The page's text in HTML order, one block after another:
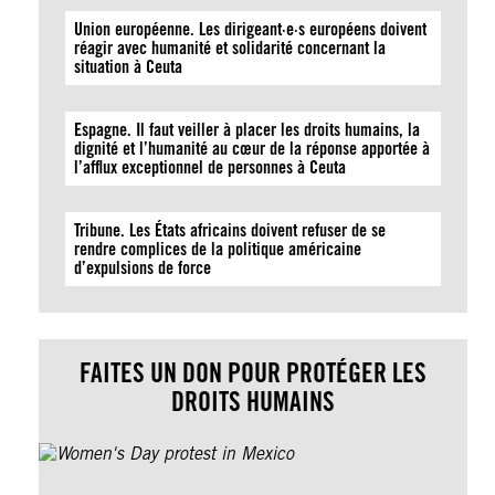
Union européenne. Les dirigeant·e·s européens doivent
réagir avec humanité et solidarité concernant la
situation à Ceuta
Espagne. Il faut veiller à placer les droits humains, la
dignité et l’humanité au cœur de la réponse apportée à
l’afflux exceptionnel de personnes à Ceuta
Tribune. Les États africains doivent refuser de se
rendre complices de la politique américaine
d’expulsions de force
FAITES UN DON POUR PROTÉGER LES
DROITS HUMAINS